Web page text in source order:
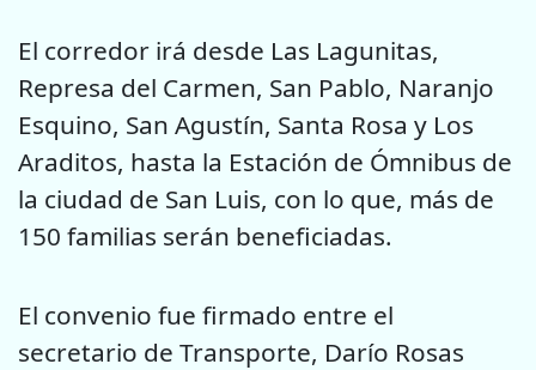
El corredor irá desde Las Lagunitas,
Represa del Carmen, San Pablo, Naranjo
Esquino, San Agustín, Santa Rosa y Los
Araditos, hasta la Estación de Ómnibus de
la ciudad de San Luis, con lo que, más de
150 familias serán beneficiadas.
El convenio fue firmado entre el
secretario de Transporte, Darío Rosas